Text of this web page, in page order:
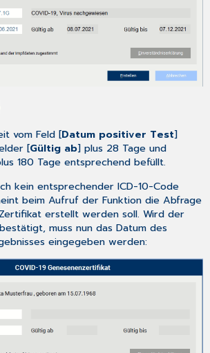
vom Feld [Datum positiver Test]
[Gültig ab] plus 28 Tage und
180 Tage entsprechend befüllt.
kein entsprechender ICD-10-Code
beim Aufruf der Funktion die Abfrage
erstellt werden soll. Wird der
muss nun das Datum des
eingegeben werden: